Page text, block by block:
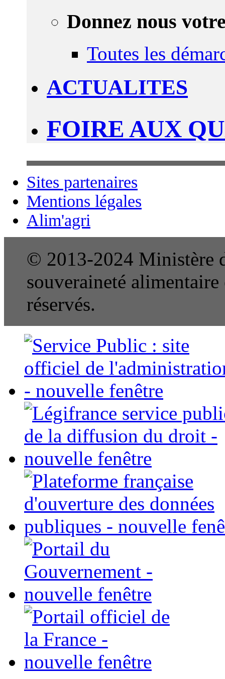
Donnez nous
Toutes les
ACTUALITES
FOIRE AUX
Sites partenaires
Mentions légales
Alim'agri
© 2013-2024 Ministère
souveraineté
réservés.